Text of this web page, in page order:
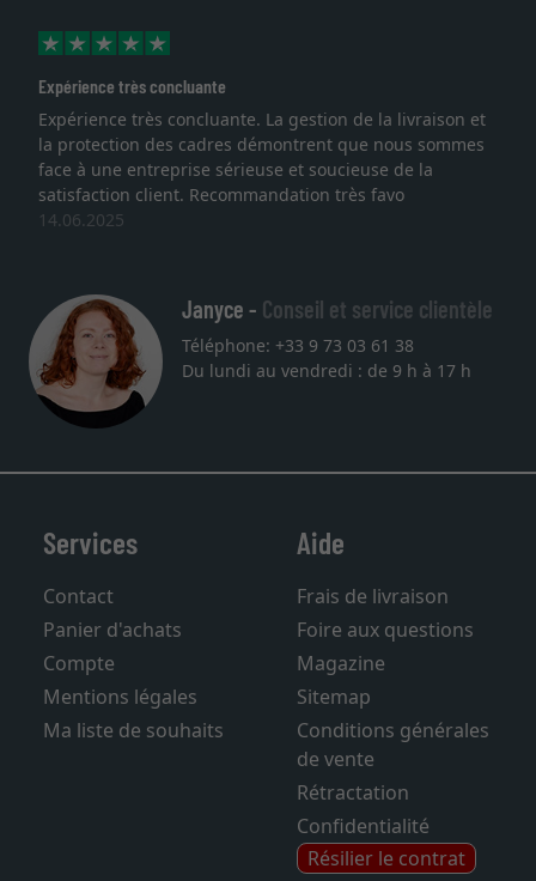
Expérience très concluante
Expérience très concluante. La gestion de la livraison et
la protection des cadres démontrent que nous sommes
face à une entreprise sérieuse et soucieuse de la
satisfaction client. Recommandation très favo
14.06.2025
Janyce - Conseil et service clientèle
Téléphone: +33 9 73 03 61 38
Du lundi au vendredi : de 9 h à 17 h
Services
Contact
Panier d'achats
Compte
Mentions légales
Ma liste de souhaits
Aide
Frais de livraison
Foire aux questions
Magazine
Sitemap
Conditions générales
de vente
Rétractation
Confidentialité
Résilier le contrat